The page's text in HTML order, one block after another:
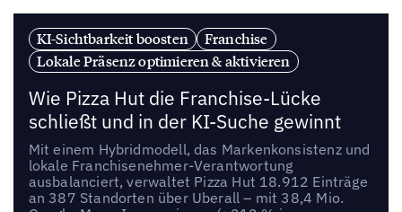
KI-Sichtbarkeit boosten
Franchise
Lokale Präsenz optimieren & aktivieren
Wie Pizza Hut die Franchise-Lücke
schließt und in der KI-Suche gewinnt
Mit einem Hybridmodell, das Markenkonsistenz und
lokale Franchisenehmer-Verantwortung
ausbalanciert, verwaltet Pizza Hut 18.912 Einträge
an 387 Standorten über Uberall – mit 38,4 Mio.